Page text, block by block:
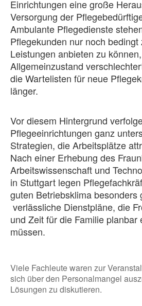
Einrichtungen eine große
Versorgung der
Ambulante Pflegedienste
Pflegekunden nur noch bedingt
Leistungen anbieten zu
Allgemeinzustand
die Wartelisten für neue
länger.
Vor diesem Hintergrund
Pflegeeinrichtungen ganz
Strategien, die Arbeitsplätze
Nach einer Erhebung des
Arbeitswissenschaft und
in Stuttgart legen
guten Betriebsklima besonders
verlässliche Dienstpläne, die
und Zeit für die Familie planbar
müssen.
Viele Fachleute waren zur
sich über den Personalmangel
Lösungen zu diskutieren.